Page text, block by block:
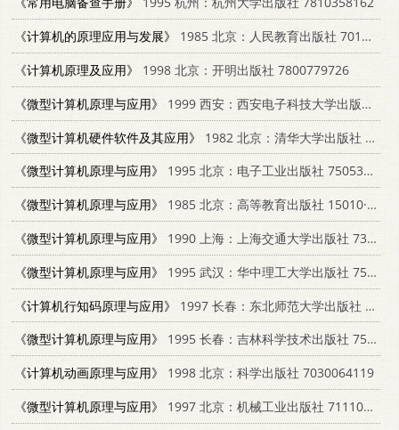
《计算机的原理应用与发展》
1985 北京：人民教育出版社 7012·0728
《计算机原理及应用》
1998 北京：开明出版社 7800779726
《微型计算机原理与应用》
1999 西安：西安电子科技大学出版社 7560607772
《微型计算机硬件软件及其应用》
1982 北京：清华大学出版社 15235·44
《微型计算机原理与应用》
1995 北京：电子工业出版社 7505327305
《微型计算机原理与应用》
1985 北京：高等教育出版社 15010·0715
《微型计算机原理与应用》
1990 上海：上海交通大学出版社 7313006977
《微型计算机原理与应用》
1995 武汉：华中理工大学出版社 7560911870
《计算机行知码原理与应用》
1997 长春：东北师范大学出版社 7560220843
《微型计算机原理与应用》
1995 长春：吉林科学技术出版社 7538415181
《计算机动画原理与应用》
1998 北京：科学出版社 7030064119
《微型计算机原理与应用》
1997 北京：机械工业出版社 7111053591